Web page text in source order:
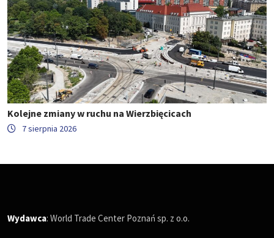
Kolejne zmiany w ruchu na Wierzbięcicach
7 sierpnia 2026
Wydawca: World Trade Center Poznań sp. z o.o.